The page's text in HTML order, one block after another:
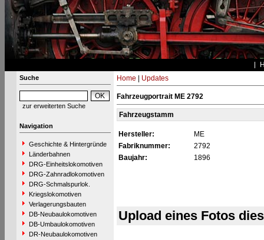
Suche
zur erweiterten Suche
Navigation
Geschichte & Hintergründe
Länderbahnen
DRG-Einheitslokomotiven
DRG-Zahnradlokomotiven
DRG-Schmalspurlok.
Kriegslokomotiven
Verlagerungsbauten
DB-Neubaulokomotiven
DB-Umbaulokomotiven
DR-Neubaulokomotiven
Home Updates
Fahrzeugportrait ME 2792
Fahrzeugstamm
Hersteller:
ME
Fabriknummer:
2792
Baujahr:
1896
Upload eines Fotos